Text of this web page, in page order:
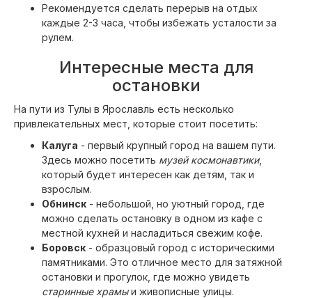
Рекомендуется сделать перерыв на отдых
каждые 2-3 часа, чтобы избежать усталости за
рулем.
Интересные места для
остановки
На пути из Тулы в Ярославль есть несколько
привлекательных мест, которые стоит посетить:
Калуга - первый крупный город на вашем пути.
Здесь можно посетить музей космонавтики,
который будет интересен как детям, так и
взрослым.
Обнинск - небольшой, но уютный город, где
можно сделать остановку в одном из кафе с
местной кухней и насладиться свежим кофе.
Боровск - образцовый город с историческими
памятниками. Это отличное место для затяжной
остановки и прогулок, где можно увидеть
старинные храмыи живописные улицы.